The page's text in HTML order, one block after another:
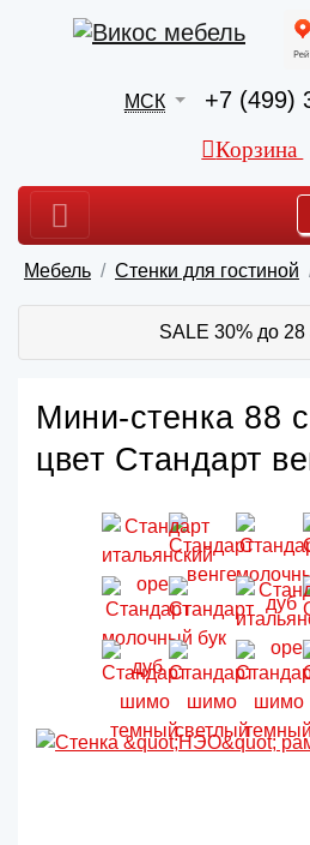
МСК +7 (499)
Корзина
Мебель Стенки для гостиной
SALE 30% до 28
Мини-стенка 88
цвет Стандарт